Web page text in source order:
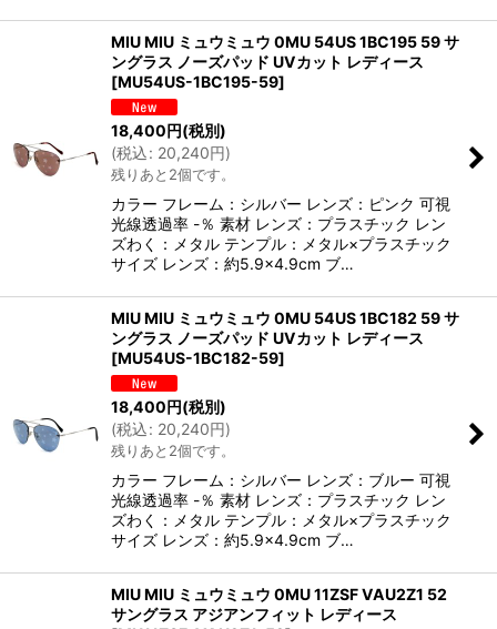
MIU MIU ミュウミュウ 0MU 54US 1BC195 59 サ
ングラス ノーズパッド UVカット レディース
[MU54US-1BC195-59]
18,400円(税別)
(税込: 20,240円)
残りあと2個です。
カラー フレーム：シルバー レンズ：ピンク 可視
光線透過率 -％ 素材 レンズ：プラスチック レン
ズわく：メタル テンプル：メタル×プラスチック
サイズ レンズ：約5.9×4.9cm ブ…
MIU MIU ミュウミュウ 0MU 54US 1BC182 59 サ
ングラス ノーズパッド UVカット レディース
[MU54US-1BC182-59]
18,400円(税別)
(税込: 20,240円)
残りあと2個です。
カラー フレーム：シルバー レンズ：ブルー 可視
光線透過率 -％ 素材 レンズ：プラスチック レン
ズわく：メタル テンプル：メタル×プラスチック
サイズ レンズ：約5.9×4.9cm ブ…
MIU MIU ミュウミュウ 0MU 11ZSF VAU2Z1 52
サングラス アジアンフィット レディース